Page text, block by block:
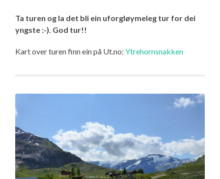
Ta turen og la det bli ein uforgløymeleg tur for dei
yngste :-). God tur!!
Kart over turen finn ein på Ut.no:Ytrehornsnakken